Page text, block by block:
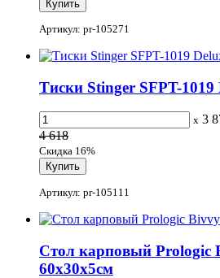
Артикул: pr-105271
Тиски Stinger SFPT-1019
x 3
4 618
Скидка 16%
Артикул: pr-105111
Стол карповый Prologic
60x30x5см